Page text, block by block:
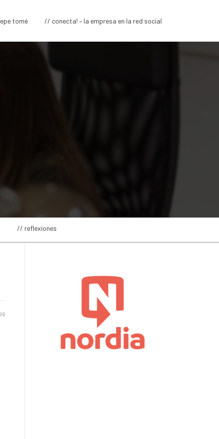
tomé // conecta! – la empresa en la red social
// reflexiones